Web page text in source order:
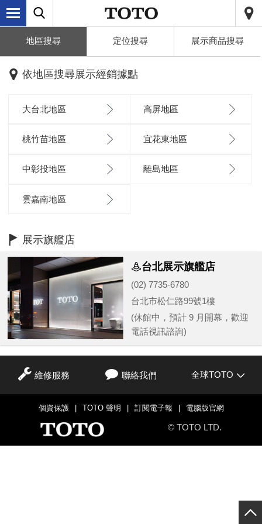
地區搜尋 定位搜尋 展示商品搜尋
依地區搜尋展示經銷據點
大台北地區 高屏地區
桃竹苗地區 宜花東地區
中彰投地區 離島地區
雲嘉南地區
展示旗艦店
台北展示旗艦店
(02) 7735-6780
台北市松仁路99號1樓
(休館中，預計 9 月開幕，歡迎
電話視訊諮詢)
維修服務 聯絡我們 全球TOTO
個資保護 TOTO 聲明 訂閱電子報 電腦版官網
© TOTO LTD.